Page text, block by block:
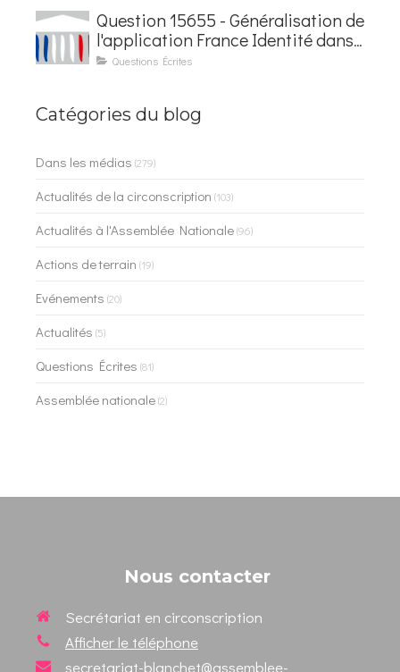
Question 15655 - Généralisation de
l'application France Identité dans
les contrôles du quotidien
Questions Écrites
Catégories du blog
Dans les médias (279)
Actualités de la circonscription (103)
Actualités à l'Assemblée Nationale(96)
Actions de terrain (19)
Evénements (20)
Actualités (5)
Questions Écrites (81)
Assemblée nationale(2)
Nous contacter
Secrétariat en circonscription
Afficher le téléphone
secretariat-blanchet@assemblee-